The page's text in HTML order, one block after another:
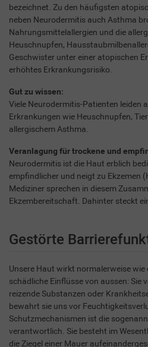
bezeichnet. Zu den häufigsten
neben Neurodermitis auch Asthma
Nahrungsmittelallergien und die
Heuschnupfen,
Geschwister unter einer atopischen
erhöhtes Erkrankungsrisiko.
Gut zu wissen:
Viele Neurodermitis-Patienten leiden
Erkrankungen wie Heuschnupfen,
allergischem Asthma.
Veranlagung für trockene und
Neurodermitis ist die Haut erblich
empfindlicher und neigt zu Ekzemen
Mediziner sprechen in diesem
Ekzembereitschaft. Dahinter steckt
Gestörte
Unsere Haut wirkt normalerweise wie
schädliche Einflüsse von aussen: Sie
reizende Substanzen oder
bewahrt sie uns vor
Schutzmechanismen ist die
verantwortlich. Sie besteht im
die Ziegel einer Mauer